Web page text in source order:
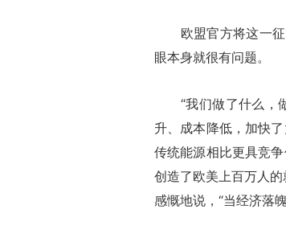
欧盟官方将这一征
眼本身就很有问题。
“我们做了什么，做
升、成本降低，加快
传统能源相比更具竞
创造了欧美上百万人
感慨地说，“当经济落